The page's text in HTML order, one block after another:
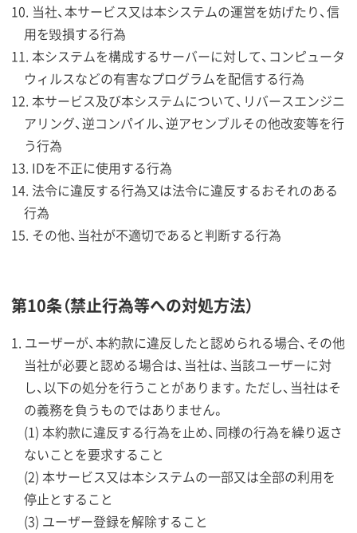
当社、本サービス又は本システムの運営を妨げたり、信
用を毀損する行為
本システムを構成するサーバーに対して、コンピュータ
ウィルスなどの有害なプログラムを配信する行為
本サービス及び本システムについて、リバースエンジニ
アリング、逆コンパイル、逆アセンブルその他改変等を行
う行為
IDを不正に使用する行為
法令に違反する行為又は法令に違反するおそれのある
行為
その他、当社が不適切であると判断する行為
第10条（禁止行為等への対処方法）
ユーザーが、本約款に違反したと認められる場合、その他
当社が必要と認める場合は、当社は、当該ユーザーに対
し、以下の処分を行うことがあります。ただし、当社はそ
の義務を負うものではありません。
(1) 本約款に違反する行為を止め、同様の行為を繰り返さ
ないことを要求すること
(2) 本サービス又は本システムの一部又は全部の利用を
停止とすること
(3) ユーザー登録を解除すること